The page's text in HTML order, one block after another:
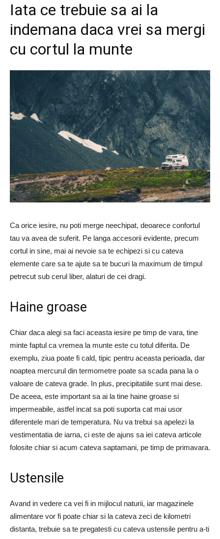
Iata ce trebuie sa ai la
indemana daca vrei sa mergi
cu cortul la munte
Ca orice iesire, nu poti merge neechipat, deoarece confortul
tau va avea de suferit. Pe langa accesorii evidente, precum
cortul in sine, mai ai nevoie sa te echipezi si cu cateva
elemente care sa te ajute sa te bucuri la maximum de timpul
petrecut sub cerul liber, alaturi de cei dragi.
Haine groase
Chiar daca alegi sa faci aceasta iesire pe timp de vara, tine
minte faptul ca vremea la munte este cu totul diferita. De
exemplu, ziua poate fi cald, tipic pentru aceasta perioada, dar
noaptea mercurul din termometre poate sa scada pana la o
valoare de cateva grade. In plus, precipitatiile sunt mai dese.
De aceea, este important sa ai la tine haine groase si
impermeabile, astfel incat sa poti suporta cat mai usor
diferentele mari de temperatura. Nu va trebui sa apelezi la
vestimentatia de iarna, ci este de ajuns sa iei cateva articole
folosite chiar si acum cateva saptamani, pe timp de primavara.
Ustensile
Avand in vedere ca vei fi in mijlocul naturii, iar magazinele
alimentare vor fi poate chiar si la cateva zeci de kilometri
distanta, trebuie sa te pregatesti cu cateva ustensile pentru a-ti